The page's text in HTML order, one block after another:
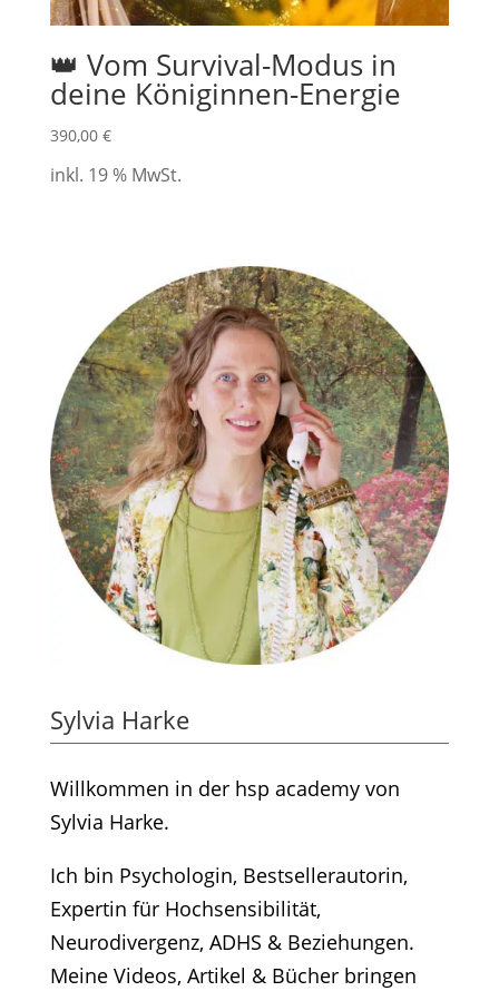
👑 Vom Survival-Modus in
deine Königinnen-Energie
390,00 €
inkl. 19 % MwSt.
Sylvia Harke
Willkommen in der hsp academy von
Sylvia Harke.
Ich bin Psychologin, Bestsellerautorin,
Expertin für Hochsensibilität,
Neurodivergenz, ADHS & Beziehungen.
Meine Videos, Artikel & Bücher bringen